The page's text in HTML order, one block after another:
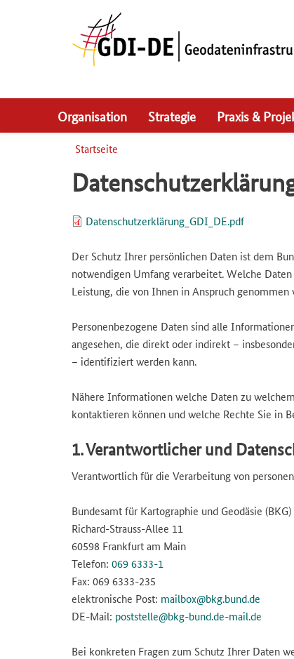
Organisation Strategie Praxis &
Pfadnavigation
Startseite
Document
Datenschutzerklärung_GDI_DE.pdf
Der Schutz Ihrer persönlichen Daten ist dem
notwendigen Umfang verarbeitet. Welche
Leistung, die von Ihnen in Anspruch
Personenbezogene Daten sind alle
angesehen, die direkt oder indirekt –
– identifiziert werden kann.
Nähere Informationen welche Daten zu
kontaktieren können und welche Rechte Sie in
1. Verantwortlicher und
Verantwortlich für die Verarbeitung von
Bundesamt für Kartographie und Geodäsie (BKG)
Richard-Strauss-Allee 11
60598 Frankfurt am Main
Telefon: 069 6333-1
Fax: 069 6333-235
elektronische Post: mailbox@bkg.bund.de
DE-Mail: poststelle@bkg-bund.de-mail.de
Bei konkreten Fragen zum Schutz Ihrer Daten